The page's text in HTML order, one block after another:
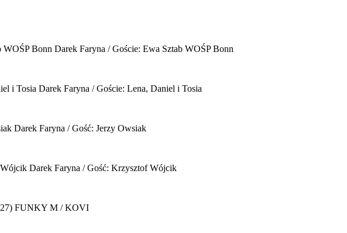
WOŚP Bonn Darek Faryna / Goście: Ewa Sztab WOŚP Bonn
i Tosia Darek Faryna / Goście: Lena, Daniel i Tosia
Darek Faryna / Gość: Jerzy Owsiak
Darek Faryna / Gość: Krzysztof Wójcik
FUNKY M / KOVI